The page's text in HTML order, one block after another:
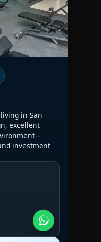
in San
excellent
investment